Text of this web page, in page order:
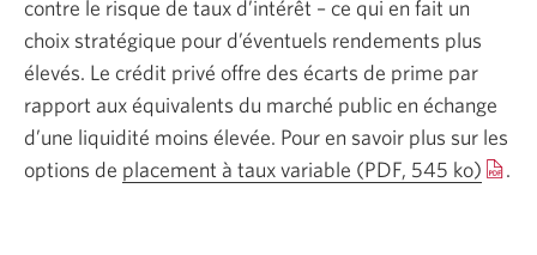
contre le risque de taux d’intérêt – ce qui en fait un
choix stratégique pour d’éventuels rendements plus
élevés. Le crédit privé offre des écarts de prime par
rapport aux équivalents du marché public en échange
d’une liquidité moins élevée. Pour en savoir plus sur les
options de placement à taux variable (PDF, 545 ko) Une.